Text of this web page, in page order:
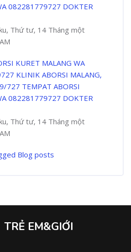
082281779727 DOKTER
Thứ tư, 14 Tháng một
KURET MALANG WA
KLINIK ABORSI MALANG,
727 TEMPAT ABORSI
082281779727 DOKTER
Thứ tư, 14 Tháng một
Blog posts
TRẺ EM&GIỚI